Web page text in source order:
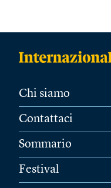
Chi siamo
Contattaci
Sommario
Festival